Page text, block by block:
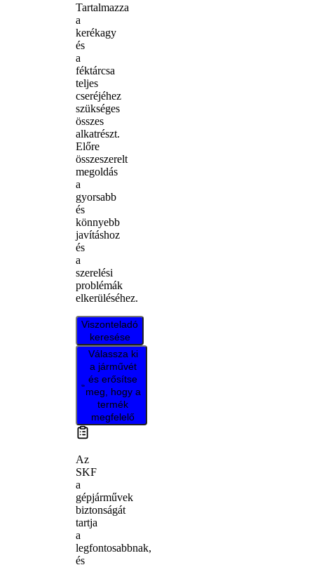
Tartalmazza
a
kerékagy
és
a
féktárcsa
teljes
cseréjéhez
szükséges
összes
alkatrészt.
Előre
összeszerelt
megoldás
a
gyorsabb
és
könnyebb
javításhoz
és
a
szerelési
problémák
elkerüléséhez.
Viszonteladó
keresése
Válassza ki
a járművét
és erősítse
meg, hogy a
termék
megfelelő
Az
SKF
a
gépjárművek
biztonságát
tartja
a
legfontosabbnak,
és